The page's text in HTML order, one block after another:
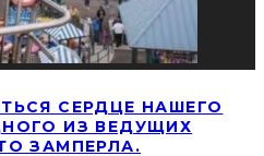
СЕРДЦЕ НАШЕГО
ИЗ ВЕДУЩИХ
ЗАМПЕРЛА.